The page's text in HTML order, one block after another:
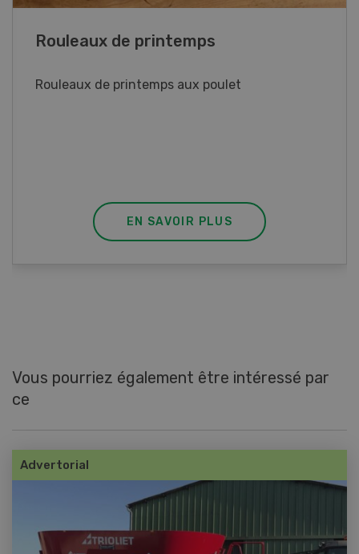
Blancs de poulet sauce épinards à la
EN SAVOIR PLUS
Vous pourriez également être intéressé par
ce
Advertorial